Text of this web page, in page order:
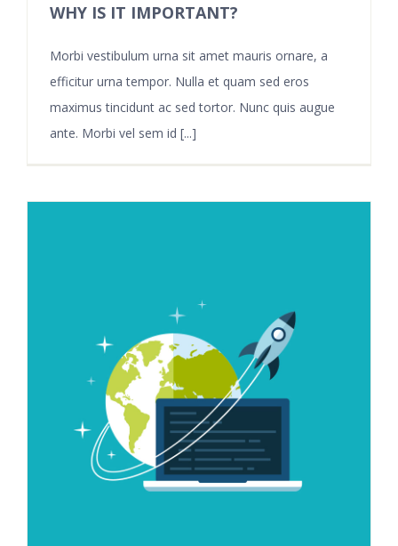
WHY IS IT IMPORTANT?
Morbi vestibulum urna sit amet mauris ornare, a
efficitur urna tempor. Nulla et quam sed eros
maximus tincidunt ac sed tortor. Nunc quis augue
ante. Morbi vel sem id [...]